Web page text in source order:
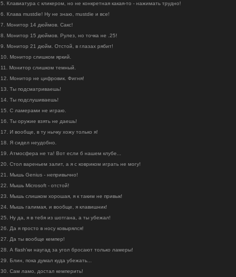
5. Клавиатура с кликером, но не конкретная какая-то - нажимать трудно!
6. Клава mustdie! Ну не знаю, mustdie и все!
7. Монитор 14 дюймов. Сакс!
8. Монитор 15 дюймов. Рулез, но точка не .25!
9. Монитор 21 дюйм. Отстой, в глазах рябит!
10. Монитор слишком яркий.
11. Монитор слишком темный.
12. Монитор не цифровик. Фигня!
13. Ты подсматриваешь!
14. Ты подслушиваешь!
15. С ламерами не играю.
16. Ты оружие взять не даешь!
17. И вообще, в ту нычку хожу только я!
18. Я сидел неудобно.
19. Атмосфера не та! Вот если б нашем клубе...
20. Стол вареньем залит, а я с ковриком играть не могу!
21. Мышь Genius - непривычно!
22. Мышь Microsoft - отстой!
23. Мышь слишком хорошая, я к таким не привык!
24. Мышь галимая, и вообще, я клавишник!
25. Ну да, я в тебя из шотгана, а ты убежал!
26. Да я просто в носу ковырялся!
27. Да ты вообще кемпер!
28. А flash'ки наугад за угол бросают только ламеры!
29. Блин, пока думал куда убежать...
30. Сам ламо, достал кемперить!